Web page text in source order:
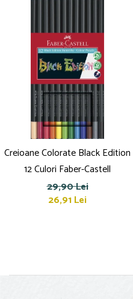
Creioane Colorate Black Edition
12 Culori Faber-Castell
29,90 Lei
26,91 Lei